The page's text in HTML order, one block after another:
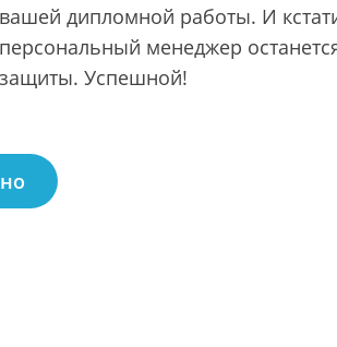
вашей дипломной работы. И
персональный менеджер
защиты. Успешной!